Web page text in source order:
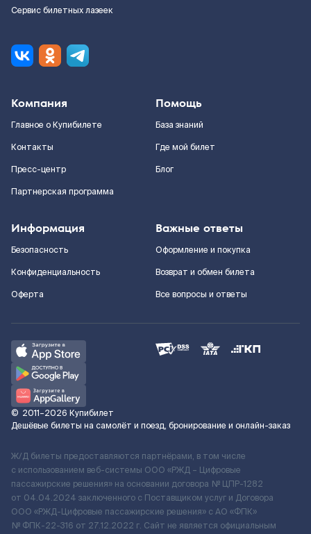
Сервис билетных лазеек
Компания
Главное о Купибилете
Контакты
Пресс-центр
Партнерская программа
Помощь
База знаний
Где мой билет
Блог
Информация
Безопасность
Конфиденциальность
Оферта
Важные ответы
Оформление и покупка
Возврат и обмен билета
Все вопросы и ответы
© 2011–2026 Купибилет
Дешёвые билеты на самолёт и поезд, бронирование и онлайн-заказ
Ж/Д билеты предоставляются партнёрами, в том числе
с использованием веб-системы ООО «РЖД – Цифровые
пассажирские решения» на основании договора № ЦПР-1282
от 04.04.2024 заключенного с Поставщиком услуг и Договора
ООО «РЖД-Цифровые пассажирские решения» c АО «ФПК»
№ ФПК-22-316 от 27.12.2022 г. Сайт не является официальным